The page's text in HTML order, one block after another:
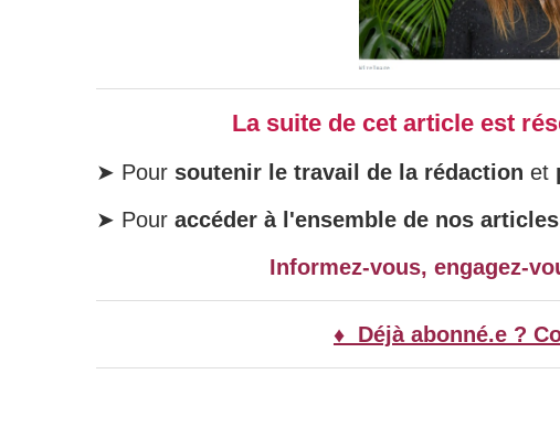
La suite de cet article est
➤ Pour soutenir le travail de la rédaction et
➤ Pour accéder à l'ensemble de nos articles
Informez-vous, engagez-
♦ Déjà abonné.e ?